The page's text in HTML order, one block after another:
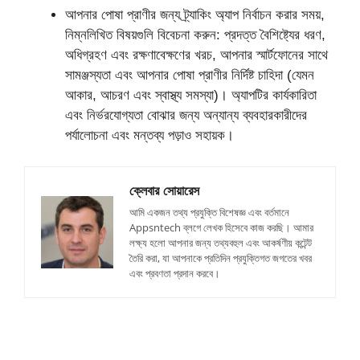
আপনার পোষা প্রাণীর জন্য ট্র্যাকিং অ্যাপ নির্বাচন করার সময়,
নিম্নলিখিত বিষয়গুলি বিবেচনা করুন: প্রদত্ত বৈশিষ্ট্যের ধরণ,
অধিগ্রহণ এবং রক্ষণাবেক্ষণের খরচ, আপনার স্মার্টফোনের সাথে
সামঞ্জস্যতা এবং আপনার পোষা প্রাণীর নির্দিষ্ট চাহিদা (যেমন
আকার, আচরণ এবং স্বাস্থ্য সমস্যা)। অ্যাপটির কার্যকারিতা
এবং নির্ভরযোগ্যতা বোঝার জন্য অন্যান্য ব্যবহারকারীদের
পর্যালোচনা এবং মন্তব্য পড়াও সহায়ক।
ক্লেবার সোয়ারেস
আমি একজন তথ্য প্রযুক্তি বিশেষজ্ঞ এবং বর্তমানে
Appsntech ব্লগে লেখক হিসেবে কাজ করছি। আমার
লক্ষ্য হলো আপনার জন্য তথ্যবহুল এবং আকর্ষণীয় কন্টেন্ট
তৈরি করা, যা আপনাকে প্রতিদিন প্রযুক্তিগত জগতের খবর
এবং প্রবণতা প্রদান করবে।